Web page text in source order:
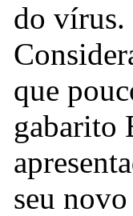
do vírus.
que
gabarito
seu